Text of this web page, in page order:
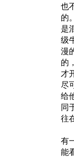
也
的
是
级
漫
的
才
尽
给
同
往
有
能